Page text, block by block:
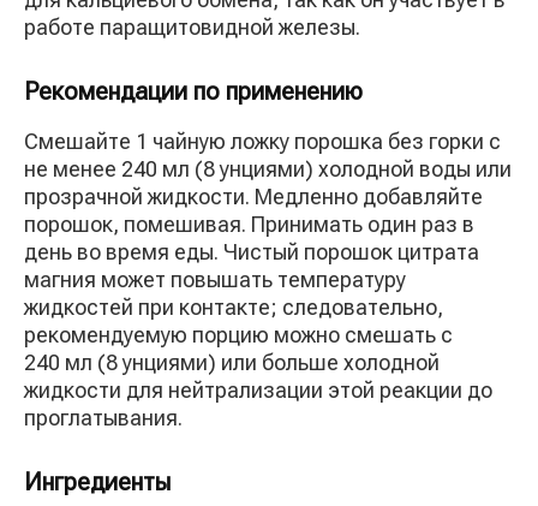
работе паращитовидной железы.
Рекомендации по применению
Смешайте 1 чайную ложку порошка без горки с
не менее 240 мл (8 унциями) холодной воды или
прозрачной жидкости. Медленно добавляйте
порошок, помешивая. Принимать один раз в
день во время еды. Чистый порошок цитрата
магния может повышать температуру
жидкостей при контакте; следовательно,
рекомендуемую порцию можно смешать с
240 мл (8 унциями) или больше холодной
жидкости для нейтрализации этой реакции до
проглатывания.
Ингредиенты